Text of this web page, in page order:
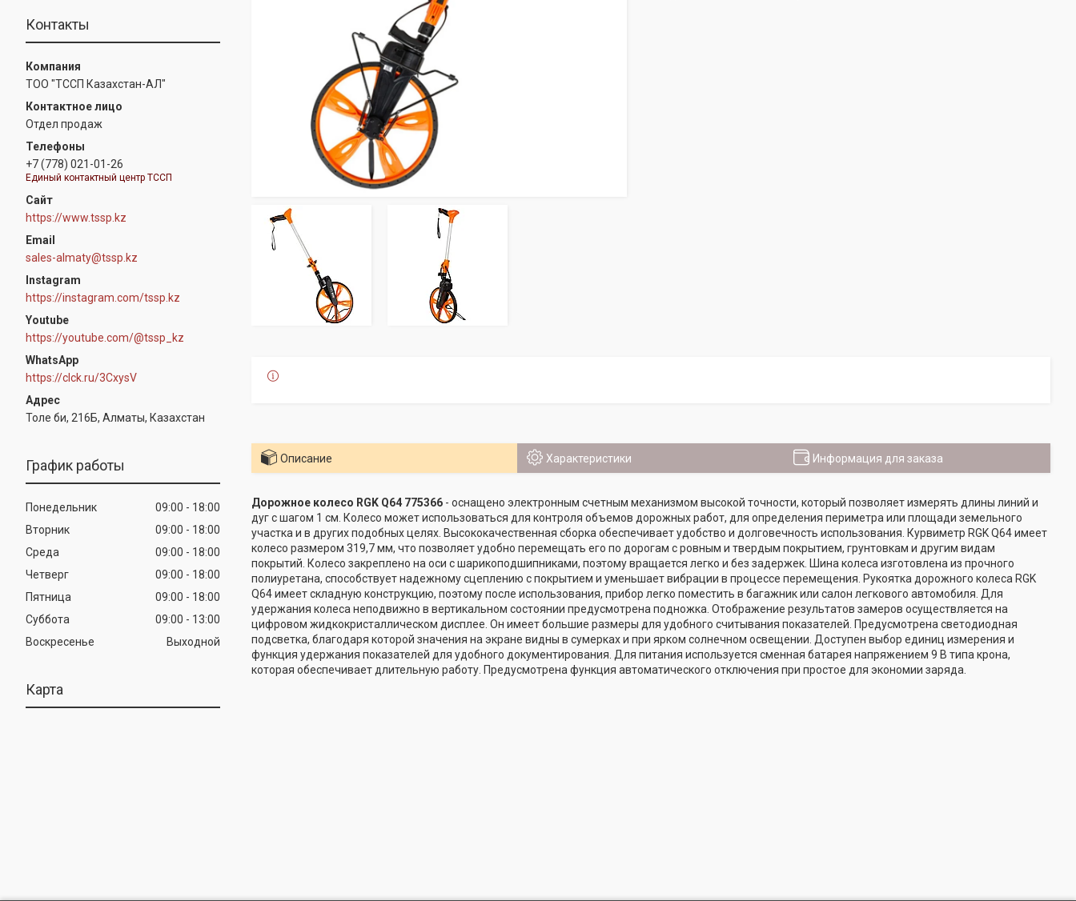
Контакты
ТОО "ТССП Казахстан-АЛ"
Отдел продаж
+7 (778) 021-01-26
Единый контактный центр ТССП
https://www.tssp.kz
sales-almaty@tssp.kz
Instagram
https://instagram.com/tssp.kz
Youtube
https://youtube.com/@tssp_kz
WhatsApp
https://clck.ru/3CxysV
Толе би, 216Б, Алматы, Казахстан
График работы
Понедельник 09:00
18:00
Вторник
09:00
18:00
Среда
09:00
18:00
Четверг
09:00
18:00
Пятница
09:00
18:00
Суббота
09:00
13:00
Воскресенье
Выходной
Карта
Описание Характеристики Информация для заказа
Дорожное колесо RGK Q64 775366- оснащено электронным счетным механизмом высокой точности, который позволяет измерять длины линий и
дуг с шагом 1 см. Колесо может использоваться для контроля объемов дорожных работ, для определения периметра или площади земельного
участка и в других подобных целях. Высококачественная сборка обеспечивает удобство и долговечность использования. Курвиметр RGK Q64 имеет
колесо размером 319,7 мм, что позволяет удобно перемещать его по дорогам с ровным и твердым покрытием, грунтовкам и другим видам
покрытий. Колесо закреплено на оси с шарикоподшипниками, поэтому вращается легко и без задержек. Шина колеса изготовлена из прочного
полиуретана, способствует надежному сцеплению с покрытием и уменьшает вибрации в процессе перемещения. Рукоятка дорожного колеса RGK
Q64 имеет складную конструкцию, поэтому после использования, прибор легко поместить в багажник или салон легкового автомобиля. Для
удержания колеса неподвижно в вертикальном состоянии предусмотрена подножка. Отображение результатов замеров осуществляется на
цифровом жидкокристаллическом дисплее. Он имеет большие размеры для удобного считывания показателей. Предусмотрена светодиодная
подсветка, благодаря которой значения на экране видны в сумерках и при ярком солнечном освещении. Доступен выбор единиц измерения и
функция удержания показателей для удобного документирования. Для питания используется сменная батарея напряжением 9 В типа крона,
которая обеспечивает длительную работу. Предусмотрена функция автоматического отключения при простое для экономии заряда.